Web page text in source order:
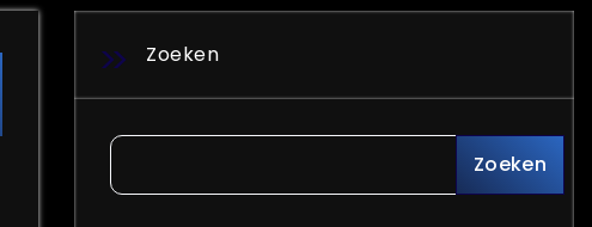
Zoeken
Zoeken